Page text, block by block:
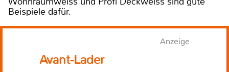
Beispiele dafür.
Anzeige
Avant-Lader